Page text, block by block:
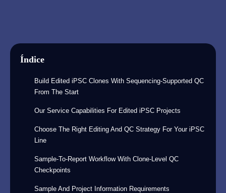
Índice
Build Edited iPSC Clones With Sequencing-Supported QC
From The Start
Our Service Capabilities For Edited iPSC Projects
Choose The Right Editing And QC Strategy For Your iPSC
Line
Sample-To-Report Workflow With Clone-Level QC
Checkpoints
Sample And Project Information Requirements